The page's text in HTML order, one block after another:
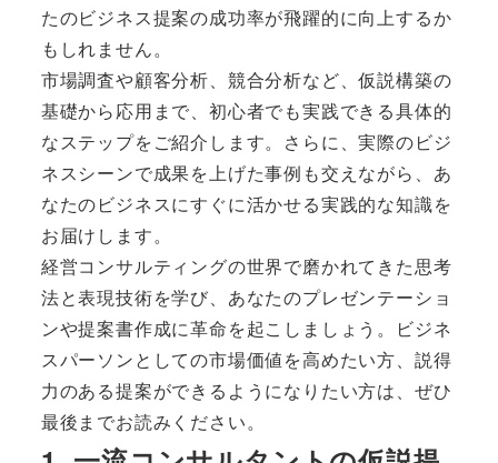
たのビジネス提案の成功率が飛躍的に向上するか
もしれません。
市場調査や顧客分析、競合分析など、仮説構築の
基礎から応用まで、初心者でも実践できる具体的
なステップをご紹介します。さらに、実際のビジ
ネスシーンで成果を上げた事例も交えながら、あ
なたのビジネスにすぐに活かせる実践的な知識を
お届けします。
経営コンサルティングの世界で磨かれてきた思考
法と表現技術を学び、あなたのプレゼンテーショ
ンや提案書作成に革命を起こしましょう。ビジネ
スパーソンとしての市場価値を高めたい方、説得
力のある提案ができるようになりたい方は、ぜひ
最後までお読みください。